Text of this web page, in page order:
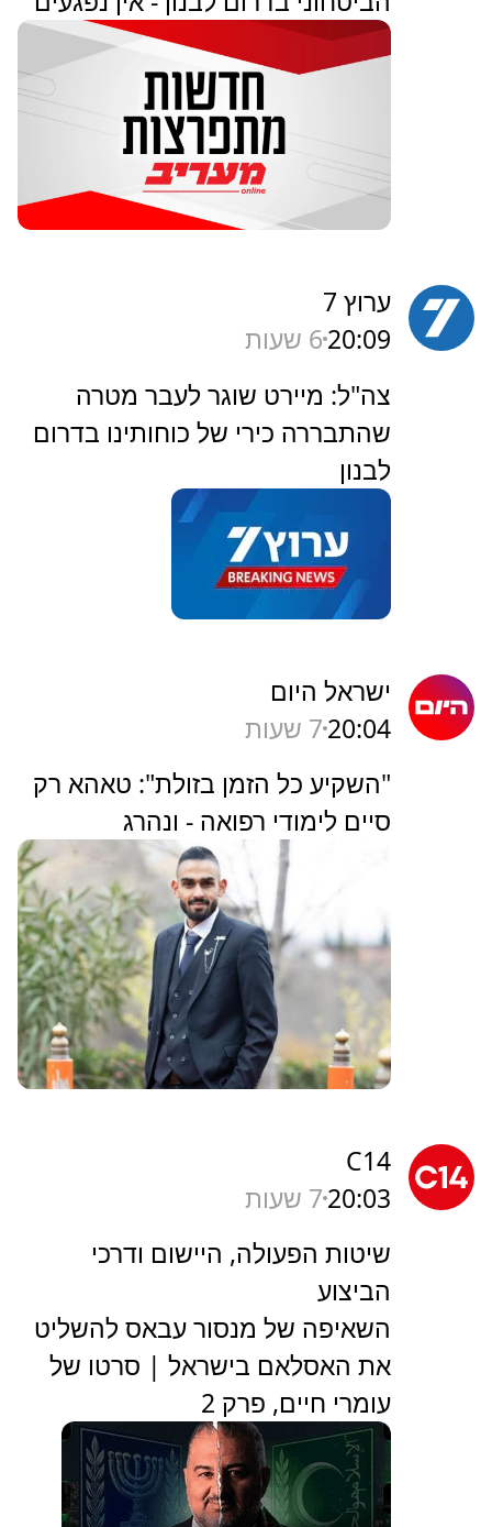
ערוץ 7
20:096 שעות
‏צה"ל: מיירט שוגר לעבר מטרה
שהתבררה כירי של כוחותינו בדרום
לבנון
ישראל היום
20:047 שעות
"השקיע כל הזמן בזולת": טאהא רק
סיים לימודי רפואה - ונהרג
C14
20:037 שעות
שיטות הפעולה, היישום ודרכי
הביצוע
השאיפה של מנסור עבאס להשליט
את האסלאם בישראל | סרטו של
עומרי חיים, פרק 2